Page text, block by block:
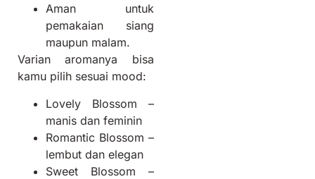
Aman untuk
pemakaian siang
maupun malam.
Varian aromanya bisa
kamu pilih sesuai mood:
Lovely Blossom –
manis dan feminin
Romantic Blossom –
lembut dan elegan
Sweet Blossom –